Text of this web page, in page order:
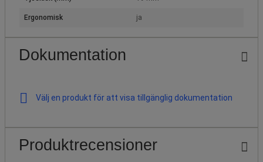
Ergonomisk ja
Dokumentation
Välj en produkt för att visa tillgänglig dokumentation
Produktrecensioner